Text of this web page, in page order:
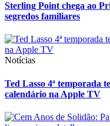
Sterling Point chega ao
segredos familiares
Notícias
Ted Lasso 4ª temporada
calendário na Apple TV